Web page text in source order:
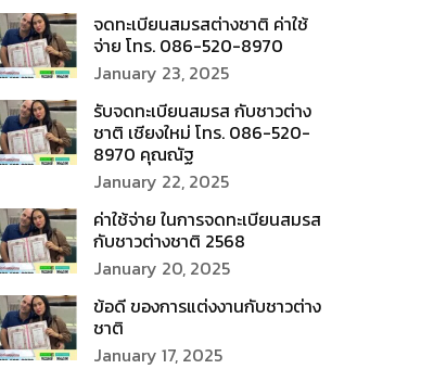
จดทะเบียนสมรสต่างชาติ ค่าใช้
จ่าย โทร. 086-520-8970
January 23, 2025
รับจดทะเบียนสมรส กับชาวต่าง
ชาติ เชียงใหม่ โทร. 086-520-
8970 คุณณัฐ
January 22, 2025
ค่าใช้จ่าย ในการจดทะเบียนสมรส
กับชาวต่างชาติ 2568
January 20, 2025
ข้อดี ของการแต่งงานกับชาวต่าง
ชาติ
January 17, 2025